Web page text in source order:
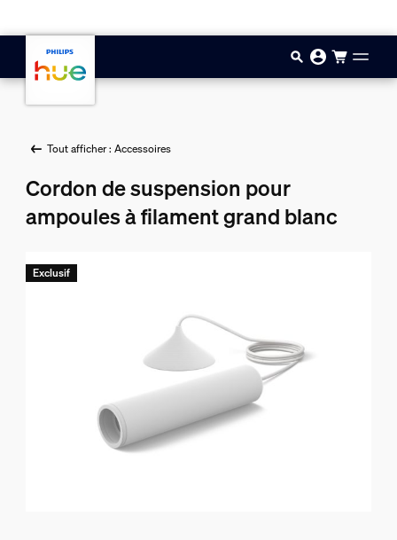
Tout afficher : Accessoires
Cordon de suspension pour
ampoules à filament grand blanc
Exclusif